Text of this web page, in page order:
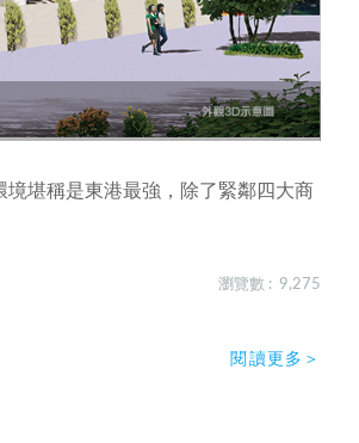
堪稱是東港最強，除了緊鄰四大商
瀏覽數 : 9,275
閱讀更多＞